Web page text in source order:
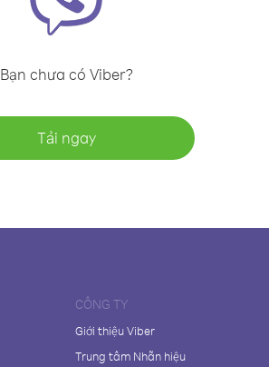
Bạn chưa có Viber?
Tải ngay
CÔNG TY
Giới thiệu Viber
Trung tâm Nhãn hiệu